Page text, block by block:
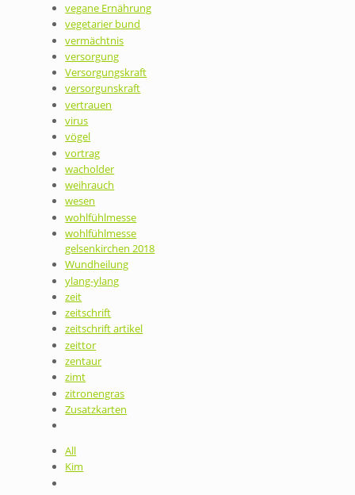
vegane Ernährung
vegetarier bund
vermächtnis
versorgung
Versorgungskraft
versorgunskraft
vertrauen
virus
vögel
vortrag
wacholder
weihrauch
wesen
wohlfühlmesse
wohlfühlmesse
gelsenkirchen 2018
Wundheilung
ylang-ylang
zeit
zeitschrift
zeitschrift artikel
zeittor
zentaur
zimt
zitronengras
Zusatzkarten
All
Kim